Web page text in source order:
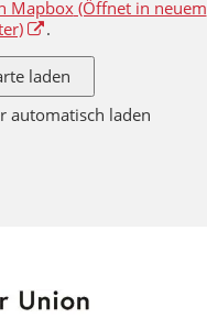
Mapbox(Öffnet in neuem
.
laden
automatisch laden